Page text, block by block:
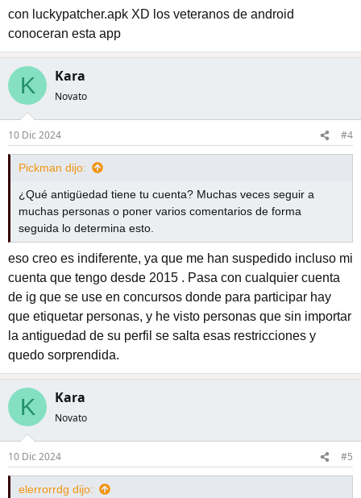
con luckypatcher.apk XD los veteranos de android
conoceran esta app
K Kara
Novato
10 Dic 2024 #4
Pickman dijo:
¿Qué antigüedad tiene tu cuenta? Muchas veces seguir a
muchas personas o poner varios comentarios de forma
seguida lo determina esto.
eso creo es indiferente, ya que me han suspedido incluso mi
cuenta que tengo desde 2015 . Pasa con cualquier cuenta
de ig que se use en concursos donde para participar hay
que etiquetar personas, y he visto personas que sin importar
la antiguedad de su perfil se salta esas restricciones y
quedo sorprendida.
K Kara
Novato
10 Dic 2024 #5
elerrorrdg dijo: